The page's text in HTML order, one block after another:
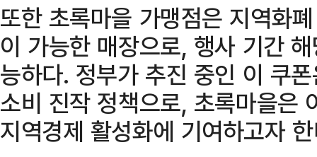
또한 초록마을 가맹점은 지역화
이 가능한 매장으로, 행사 기간
능하다. 정부가 추진 중인 이 쿠
소비 진작 정책으로, 초록마을은
지역경제 활성화에 기여하고자